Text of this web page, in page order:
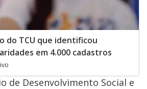
do TCU que identificou
em 4.000 cadastros
de Desenvolvimento Social e